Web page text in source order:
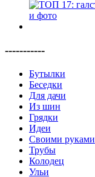
-----------
Бутылки
Беседки
Для дачи
Из шин
Грядки
Идеи
Своими руками
Трубы
Колодец
Ульи